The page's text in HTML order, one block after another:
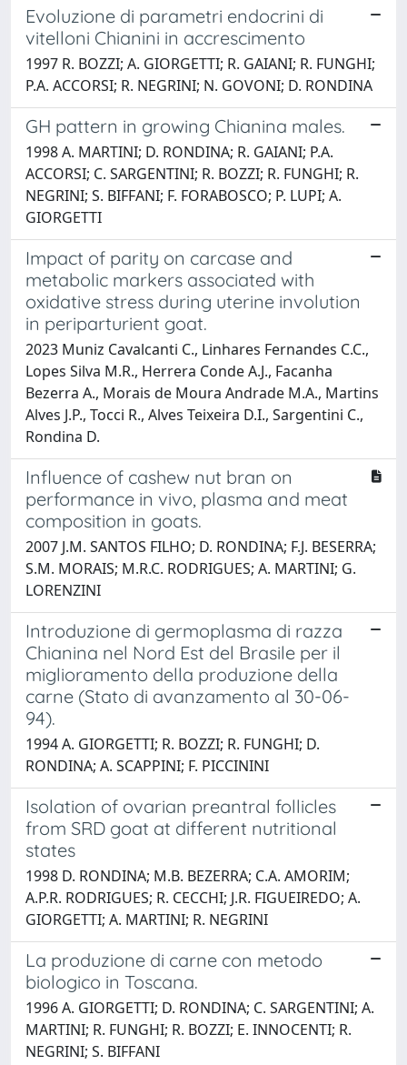
Evoluzione di parametri endocrini di
vitelloni Chianini in accrescimento
1997 R. BOZZI; A. GIORGETTI; R. GAIANI; R. FUNGHI;
P.A. ACCORSI; R. NEGRINI; N. GOVONI; D. RONDINA
GH pattern in growing Chianina males.
1998 A. MARTINI; D. RONDINA; R. GAIANI; P.A.
ACCORSI; C. SARGENTINI; R. BOZZI; R. FUNGHI; R.
NEGRINI; S. BIFFANI; F. FORABOSCO; P. LUPI; A.
GIORGETTI
Impact of parity on carcase and
metabolic markers associated with
oxidative stress during uterine involution
in periparturient goat.
2023 Muniz Cavalcanti C., Linhares Fernandes C.C.,
Lopes Silva M.R., Herrera Conde A.J., Facanha
Bezerra A., Morais de Moura Andrade M.A., Martins
Alves J.P., Tocci R., Alves Teixeira D.I., Sargentini C.,
Rondina D.
Influence of cashew nut bran on
performance in vivo, plasma and meat
composition in goats.
2007 J.M. SANTOS FILHO; D. RONDINA; F.J. BESERRA;
S.M. MORAIS; M.R.C. RODRIGUES; A. MARTINI; G.
LORENZINI
Introduzione di germoplasma di razza
Chianina nel Nord Est del Brasile per il
miglioramento della produzione della
carne (Stato di avanzamento al 30-06-
94).
1994 A. GIORGETTI; R. BOZZI; R. FUNGHI; D.
RONDINA; A. SCAPPINI; F. PICCININI
Isolation of ovarian preantral follicles
from SRD goat at different nutritional
states
1998 D. RONDINA; M.B. BEZERRA; C.A. AMORIM;
A.P.R. RODRIGUES; R. CECCHI; J.R. FIGUEIREDO; A.
GIORGETTI; A. MARTINI; R. NEGRINI
La produzione di carne con metodo
biologico in Toscana.
1996 A. GIORGETTI; D. RONDINA; C. SARGENTINI; A.
MARTINI; R. FUNGHI; R. BOZZI; E. INNOCENTI; R.
NEGRINI; S. BIFFANI